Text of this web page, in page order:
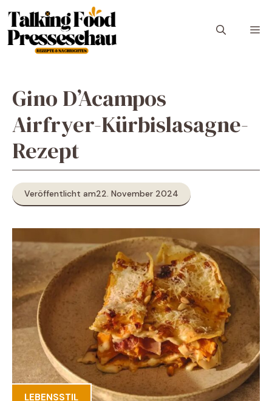
Inhalt
springen
Gino D’Acampos
Airfryer-Kürbislasagne-
Rezept
Veröffentlicht am22. November 2024
LEBENSSTIL